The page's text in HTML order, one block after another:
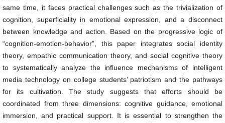
same time, it faces practical challenges such as the trivialization of
cognition, superficiality in emotional expression, and a disconnect
between knowledge and action. Based on the progressive logic of
“cognition-emotion-behavior”, this paper integrates social identity
theory, empathic communication theory, and social cognitive theory
to systematically analyze the influence mechanisms of intelligent
media technology on college students’ patriotism and the pathways
for its cultivation. The study suggests that efforts should be
coordinated from three dimensions: cognitive guidance, emotional
immersion, and practical support. It is essential to strengthen the